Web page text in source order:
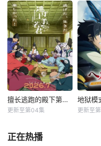
擅长逃跑的殿下第二季
更新至第04集 更新至
正在热播